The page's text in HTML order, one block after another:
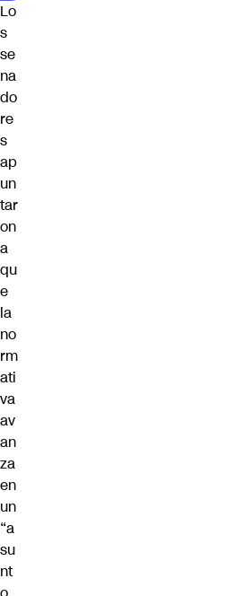
Lo
s
se
na
do
re
s
ap
un
tar
on
a
qu
e
la
no
rm
ati
va
av
an
za
en
un
“a
su
nt